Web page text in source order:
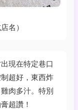
名）
現在特定巷口
超好，東西炸
肉多汁。特別
超讚！